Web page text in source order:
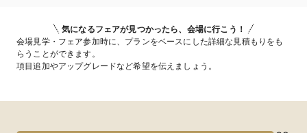
気になるフェアが見つかったら、会場に行こう！
会場見学・フェア参加時に、プランをベースにした詳細な見積もりをも
らうことができます。
項目追加やアップグレードなど希望を伝えましょう。